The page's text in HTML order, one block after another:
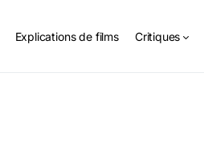
Explications de films Critiques